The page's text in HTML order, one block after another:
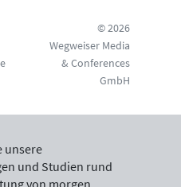
© 2026
Wegweiser Media
& Conferences
GmbH
unsere
und Studien rund
von morgen.